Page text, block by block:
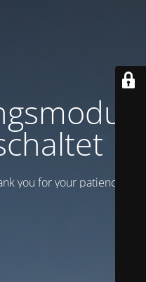
you for your patience!